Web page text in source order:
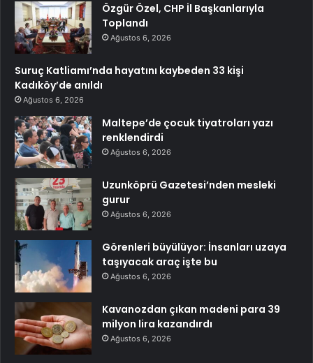
Özgür Özel, CHP İl Başkanlarıyla
Toplandı
Ağustos 6, 2026
Suruç Katliamı’nda hayatını kaybeden 33 kişi
Kadıköy’de anıldı
Ağustos 6, 2026
Maltepe’de çocuk tiyatroları yazı
renklendirdi
Ağustos 6, 2026
Uzunköprü Gazetesi’nden mesleki
gurur
Ağustos 6, 2026
Görenleri büyülüyor: İnsanları uzaya
taşıyacak araç işte bu
Ağustos 6, 2026
Kavanozdan çıkan madeni para 39
milyon lira kazandırdı
Ağustos 6, 2026